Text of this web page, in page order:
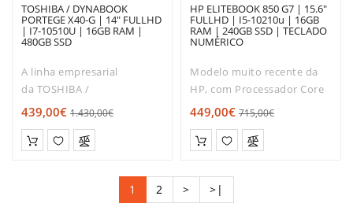
TOSHIBA / DYNABOOK
PORTEGE X40-G | 14" FULLHD
| I7-10510U | 16GB RAM |
480GB SSD
A linha empresarial
da TOSHIBA /
DYNABOOK destaca-se no
fiabilidade e altos padrões
modelo Dynabook X40-G
439,00€ 1.430,00€
HP ELITEBOOK 850 G7 | 15.6"
FULLHD | I5-10210u | 16GB
RAM | 240GB SSD | TECLADO
NUMÉRICO
Modelo muito recente da
HP, com Processador Core
i5 de Décima geração, 16GB
boa relação qualidade /
EliteBook 850 é dos
modelos mais s..
449,00€ 715,00€
1 2 > >|